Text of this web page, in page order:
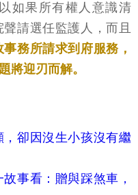
如果所有權人意識清
請選任監護人，而且
務所請求到府服務，
將迎刃而解。
卻因沒生小孩沒有繼
事看：贈與踩煞車，